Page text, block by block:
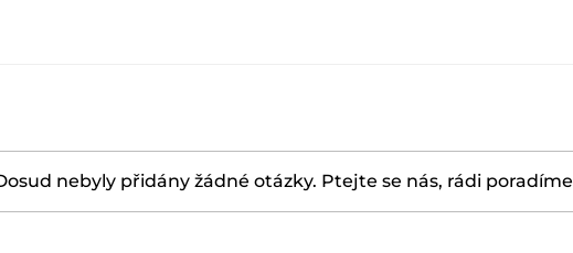
nebyly přidány žádné otázky. Ptejte se nás, rádi poradíme